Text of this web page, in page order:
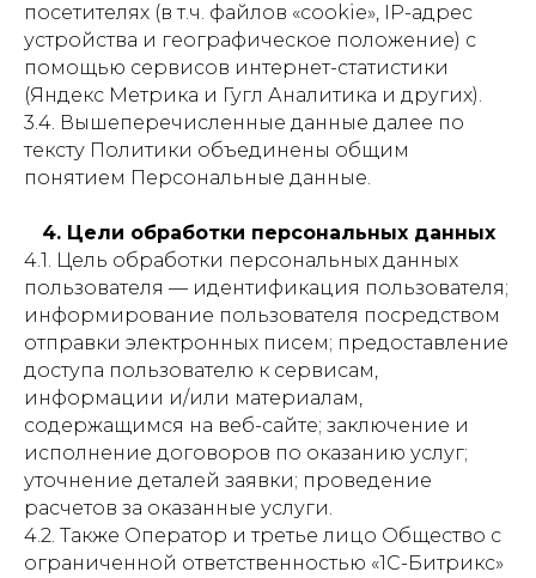
посетителях (в т.ч. файлов «cookie», IP-адрес
устройства и географическое положение) с
помощью сервисов интернет-статистики
(Яндекс Метрика и Гугл Аналитика и других).
3.4. Вышеперечисленные данные далее по
тексту Политики объединены общим
понятием Персональные данные.
4. Цели обработки персональных данных
4.1. Цель обработки персональных данных
пользователя — идентификация пользователя;
информирование пользователя посредством
отправки электронных писем; предоставление
доступа пользователю к сервисам,
информации и/или материалам,
содержащимся на веб-сайте; заключение и
исполнение договоров по оказанию услуг;
уточнение деталей заявки; проведение
расчетов за оказанные услуги.
4.2. Также Оператор и третье лицо Общество с
ограниченной ответственностью «1С-Битрикс»